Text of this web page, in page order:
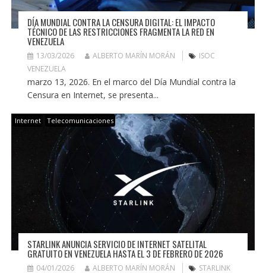
DÍA MUNDIAL CONTRA LA CENSURA DIGITAL: EL IMPACTO
TÉCNICO DE LAS RESTRICCIONES FRAGMENTA LA RED EN
VENEZUELA
13/03/2026 ALBERTO MARÍN MORÁN
ISOC
VENEZUELA
marzo 13, 2026. En el marco del Día Mundial contra la
Censura en Internet, se presenta...
Internet Telecomunicaciones
STARLINK ANUNCIA SERVICIO DE INTERNET SATELITAL
GRATUITO EN VENEZUELA HASTA EL 3 DE FEBRERO DE 2026
04/01/2026 ALBERTO MARÍN MORÁN STARLINK